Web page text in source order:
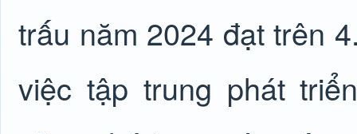
trấu năm 2024 đạt trên
việc tập trung phát